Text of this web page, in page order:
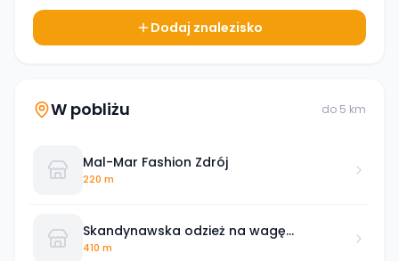
Dodaj znalezisko
W pobliżu do 5 km
Mal-Mar Fashion Zdrój
220 m
Skandynawska odzież na wagę
Jastrzebie Zdroj
410 m